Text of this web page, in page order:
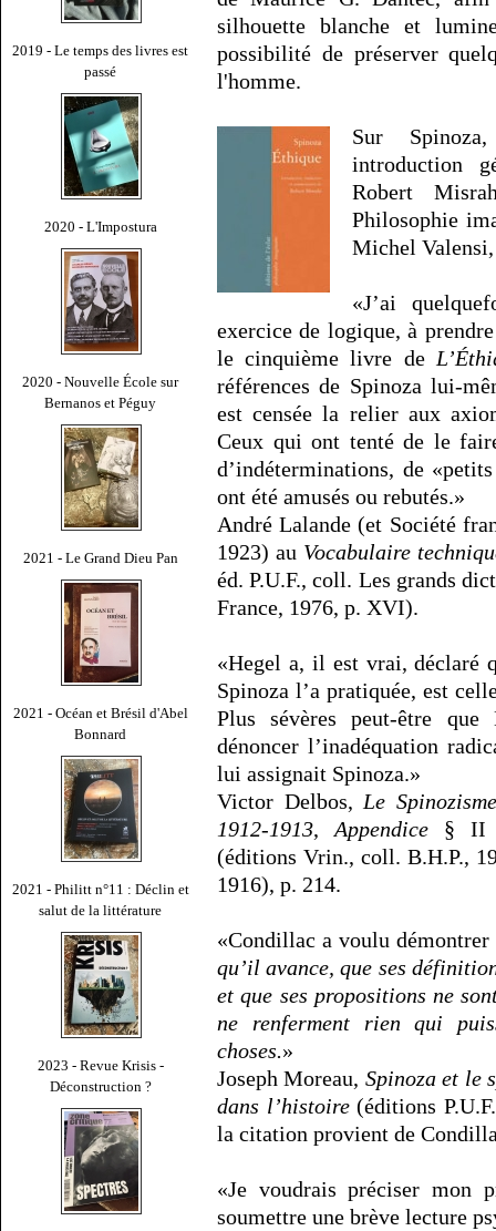
2019 - Le temps des livres est
passé
2020 - L'Impostura
2020 - Nouvelle École sur
Bernanos et Péguy
2021 - Le Grand Dieu Pan
2021 - Océan et Brésil d'Abel
Bonnard
2021 - Philitt n°11 : Déclin et
salut de la littérature
2023 - Revue Krisis -
Déconstruction ?
silhouette blanche et
possibilité de préserver
l'homme.
Sur
introduction
Robert
Philosophie
Michel
«J’ai
exercice de logique, à
le cinquième livre de
références de Spinoza lui-
est censée la relier aux
Ceux qui ont tenté de le
d’indéterminations, de
ont été amusés ou rebutés.»
André Lalande (et Société
1923) au Vocabulaire
éd. P.U.F., coll. Les grands
France, 1976, p. XVI).
«Hegel a, il est vrai, déclaré
Spinoza l’a pratiquée, est
Plus sévères peut-être
dénoncer l’inadéquation
lui assignait Spinoza.»
Victor Delbos, Le
1912-1913, Appendice§
(éditions Vrin., coll. B.H.P.,
1916), p. 214.
«Condillac a voulu
qu’il avance, que ses
et que ses propositions ne
ne renferment rien qui
choses.»
Joseph Moreau, Spinoza et le
dans l’histoire(éditions
la citation provient de
«Je voudrais préciser mon
soumettre une brève lecture